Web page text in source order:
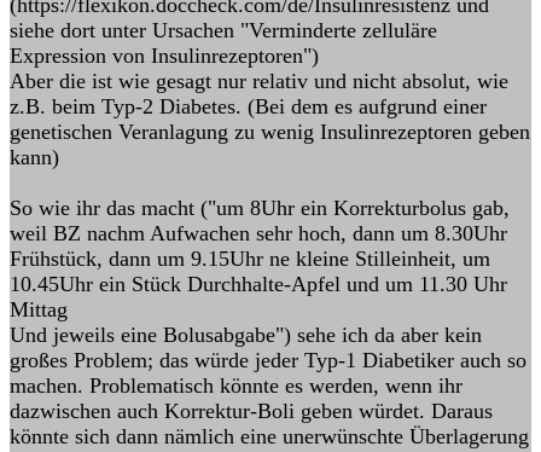
(https://flexikon.doccheck.com/de/Insulinresistenz und
siehe dort unter Ursachen "Verminderte zelluläre
Expression von Insulinrezeptoren")
Aber die ist wie gesagt nur relativ und nicht absolut, wie
z.B. beim Typ-2 Diabetes. (Bei dem es aufgrund einer
genetischen Veranlagung zu wenig Insulinrezeptoren geben
kann)
So wie ihr das macht ("um 8Uhr ein Korrekturbolus gab,
weil BZ nachm Aufwachen sehr hoch, dann um 8.30Uhr
Frühstück, dann um 9.15Uhr ne kleine Stilleinheit, um
10.45Uhr ein Stück Durchhalte-Apfel und um 11.30 Uhr
Mittag
Und jeweils eine Bolusabgabe") sehe ich da aber kein
großes Problem; das würde jeder Typ-1 Diabetiker auch so
machen. Problematisch könnte es werden, wenn ihr
dazwischen auch Korrektur-Boli geben würdet. Daraus
könnte sich dann nämlich eine unerwünschte Überlagerung